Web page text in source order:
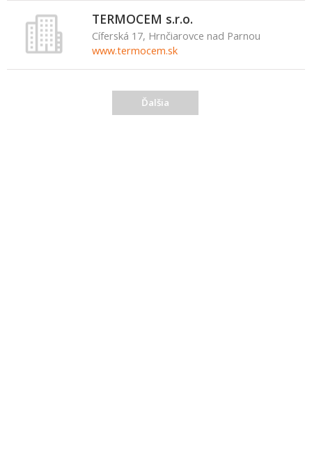
TERMOCEM s.r.o.
Cíferská 17, Hrnčiarovce nad Parnou
www.termocem.sk
Ďalšia